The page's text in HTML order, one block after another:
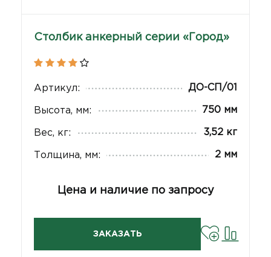
Столбик анкерный серии «Город»
Артикул: ДО-СП/01
Высота, мм: 750 мм
Вес, кг: 3,52 кг
Толщина, мм: 2 мм
Цена и наличие по запросу
ЗАКАЗАТЬ